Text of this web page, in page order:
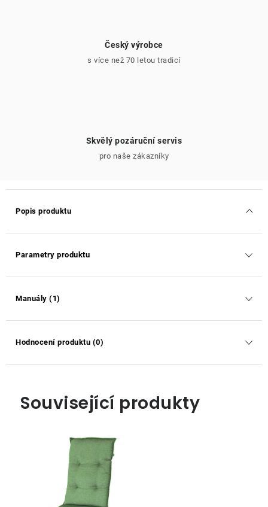
Český výrobce
s více než 70 letou tradicí
Skvělý pozáruční servis
pro naše zákazníky
Popis produktu
Parametry produktu
Manuály (1)
Hodnocení produktu (0)
Související produkty